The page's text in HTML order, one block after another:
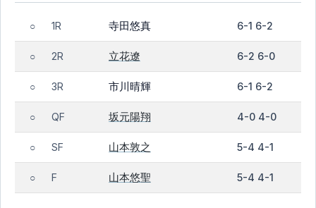
○ 1R 寺田悠真 6-1 6-2
○ 2R 立花遼 6-2 6-0
○ 3R 市川晴輝 6-1 6-2
○ QF 坂元陽翔 4-0 4-0
○ SF 山本敦之 5-4 4-1
○ F 山本悠聖 5-4 4-1